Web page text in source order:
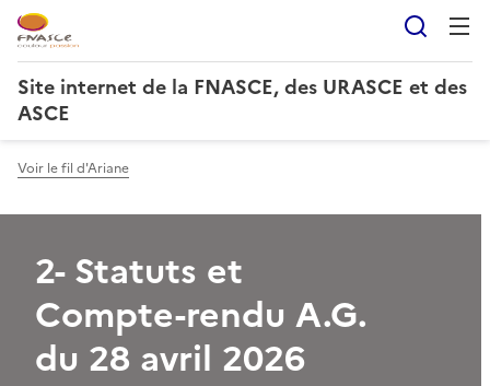
Site internet de la FNASCE, des URASCE et des
ASCE
Voir le fil d'Ariane
2- Statuts et
Compte-rendu A.G.
du 28 avril 2026